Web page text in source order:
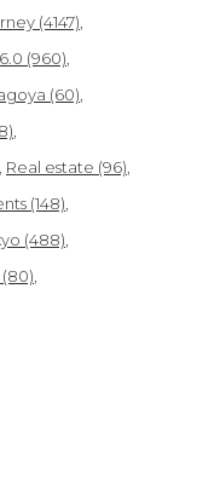
(4147)
(960)
(60)
Real estate (96)
(148)
(488)
(80)